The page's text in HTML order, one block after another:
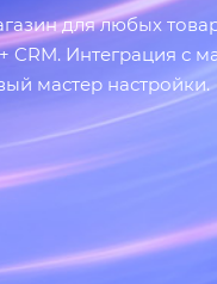
для любых
CRM. Интеграция с
мастер настройки.